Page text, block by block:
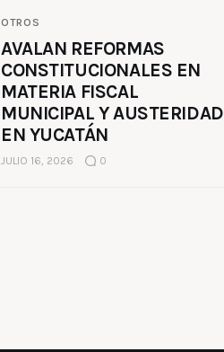
OTROS
AVALAN REFORMAS
CONSTITUCIONALES EN
MATERIA FISCAL
MUNICIPAL Y AUSTERIDAD
EN YUCATÁN
JULIO 16, 2026 0